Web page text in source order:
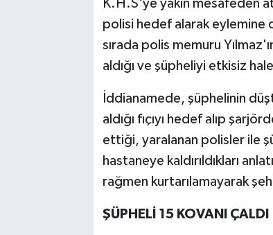
K.H.S'ye yakın mesafeden
polisi hedef alarak
sırada polis memuru
aldığı ve şüpheliyi etkisiz
İddianamede, şüphelinin
aldığı fıçıyı hedef alıp
ettiği, yaralanan polisler ile
hastaneye kaldırıldıkları
rağmen kurtarılamayarak
ŞÜPHELİ 15 KOVANI ÇALDI